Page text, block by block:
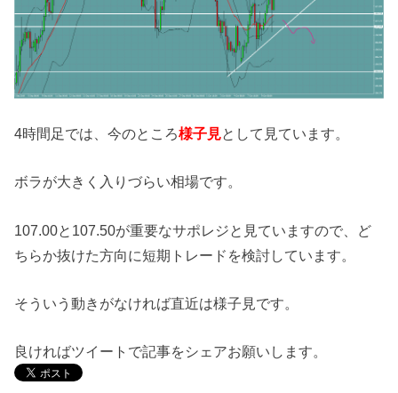
4時間足では、今のところ様子見として見ています。
ボラが大きく入りづらい相場です。
107.00と107.50が重要なサポレジと見ていますので、ど
ちらか抜けた方向に短期トレードを検討しています。
そういう動きがなければ直近は様子見です。
良ければツイートで記事をシェアお願いします。